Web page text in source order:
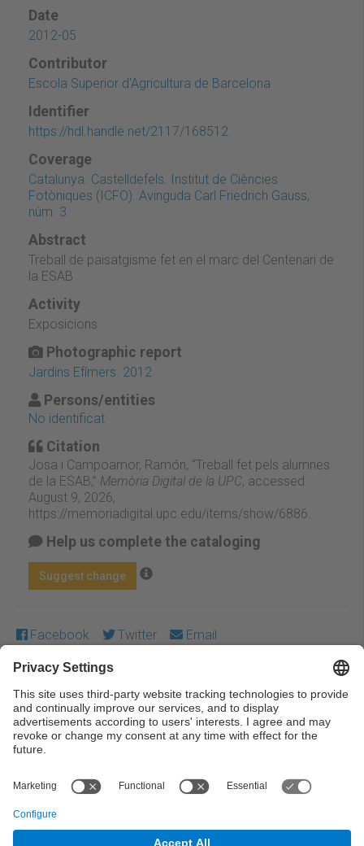
Date
2012-05
Contributor
Escola Superior d'Agricultura de Barcelona
Identifier
https://hdl.handle.net/2117/168512
Coverage
Catalunya. Castelldefels. Institut de Ciències
Fotòniques (ICFO). Avinguda Carl Friedrich Gauss,
núm. 3
Abstract
Treball de paisatgisme fet en el marc del Centenari de
la ESAB
Activity
Exposicions
Photographic report
Jardins Efímers. 2012
Persons/entities
No identificat
Citation
Josa i Campoamor, Ramón, “Treball fet pels alumnes
de la ESAB,” Memòria Digital de la UPC, accessed
August 9, 2026,
https://memoriadigital.upc.edu/items/show/6886
Help us complete the cataloging
Suggest change
Facebook Twitter Email
Except where otherwise noted, content on this work is
licensed under a Creative Commons license:Attribution-
NonCommercial-NoDerivs 3.0 Spain